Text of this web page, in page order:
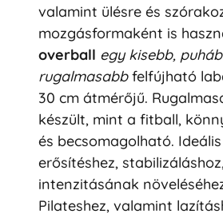
valamint ülésre és
mozgásformaként is
overball egy kisebb,
rugalmasabbfelfújható
30 cm átmérőjű.
készült, mint a fitball,
és becsomagolható.
erősítéshez,
intenzitásának
Pilateshez, valamint